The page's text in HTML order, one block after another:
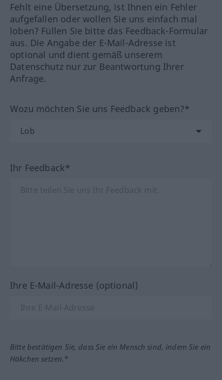
Fehlt eine Übersetzung, ist Ihnen ein Fehler
aufgefallen oder wollen Sie uns einfach mal
loben? Füllen Sie bitte das Feedback-Formular
aus. Die Angabe der E-Mail-Adresse ist
optional und dient gemäß unserem
Datenschutz nur zur Beantwortung Ihrer
Anfrage.
Wozu möchten Sie uns Feedback geben?*
Ihr Feedback*
Ihre E-Mail-Adresse (optional)
Bitte bestätigen Sie, dass Sie ein Mensch sind, indem Sie ein
Häkchen setzen.*